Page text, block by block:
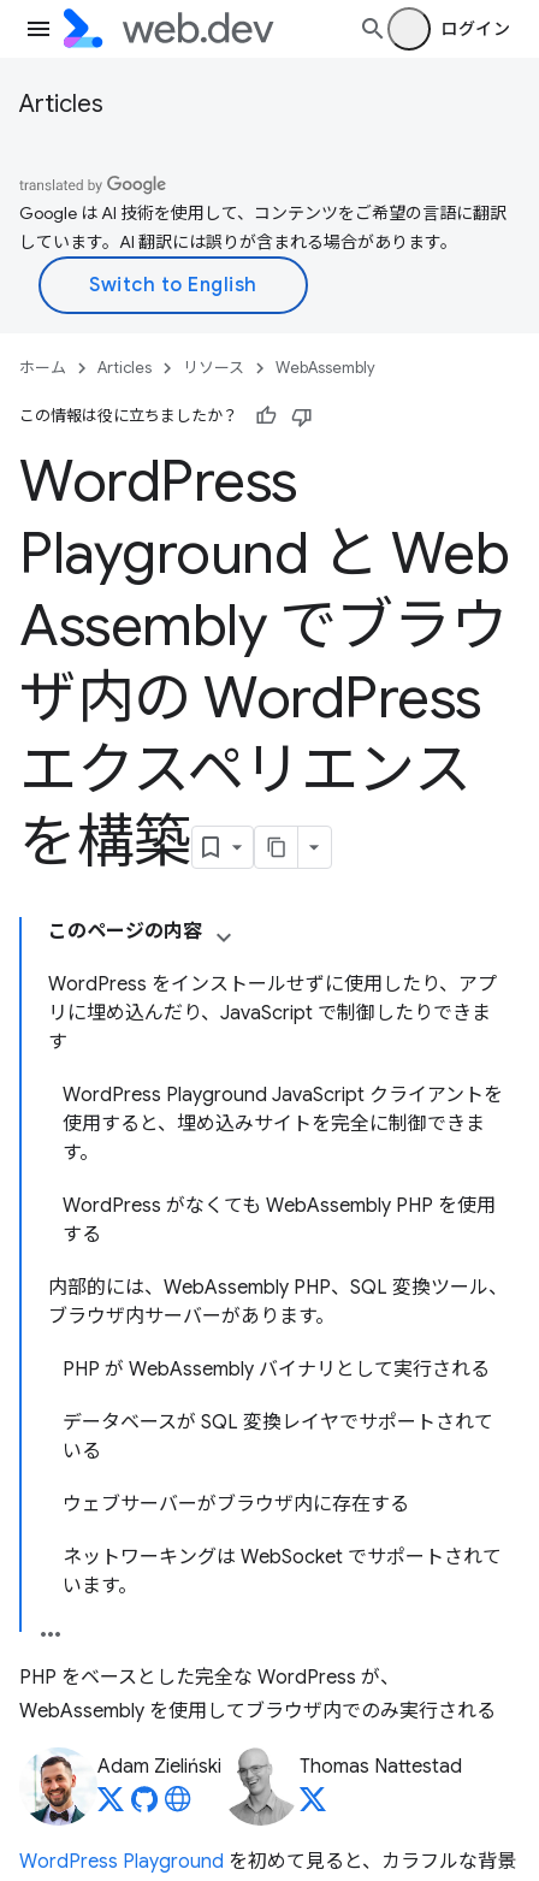
ログイン
Articles
Google は AI 技術を使用して、コンテンツをご希望の言語に翻訳
しています。AI 翻訳には誤りが含まれる場合があります。
ホーム Articles リソース WebAssembly
この情報は役に立ちましたか？
WordPress
Playground と Web
Assembly でブラウ
ザ内の WordPress
エクスペリエンス
を構築
このページの内容
WordPress をインストールせずに使用したり、アプ
リに埋め込んだり、JavaScript で制御したりできま
す
WordPress Playground JavaScript クライアントを
使用すると、埋め込みサイトを完全に制御できま
す。
WordPress がなくても WebAssembly PHP を使用
する
内部的には、WebAssembly PHP、SQL 変換ツール、
ブラウザ内サーバーがあります。
PHP が WebAssembly バイナリとして実行される
データベースが SQL 変換レイヤでサポートされて
いる
ウェブサーバーがブラウザ内に存在する
ネットワーキングは WebSocket でサポートされて
います。
PHP をベースとした完全な WordPress が、
WebAssembly を使用してブラウザ内でのみ実行される
Adam Zieliński Thomas Nattestad
WordPress Playground を初めて見ると、カラフルな背景